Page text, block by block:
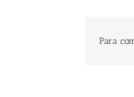
Para